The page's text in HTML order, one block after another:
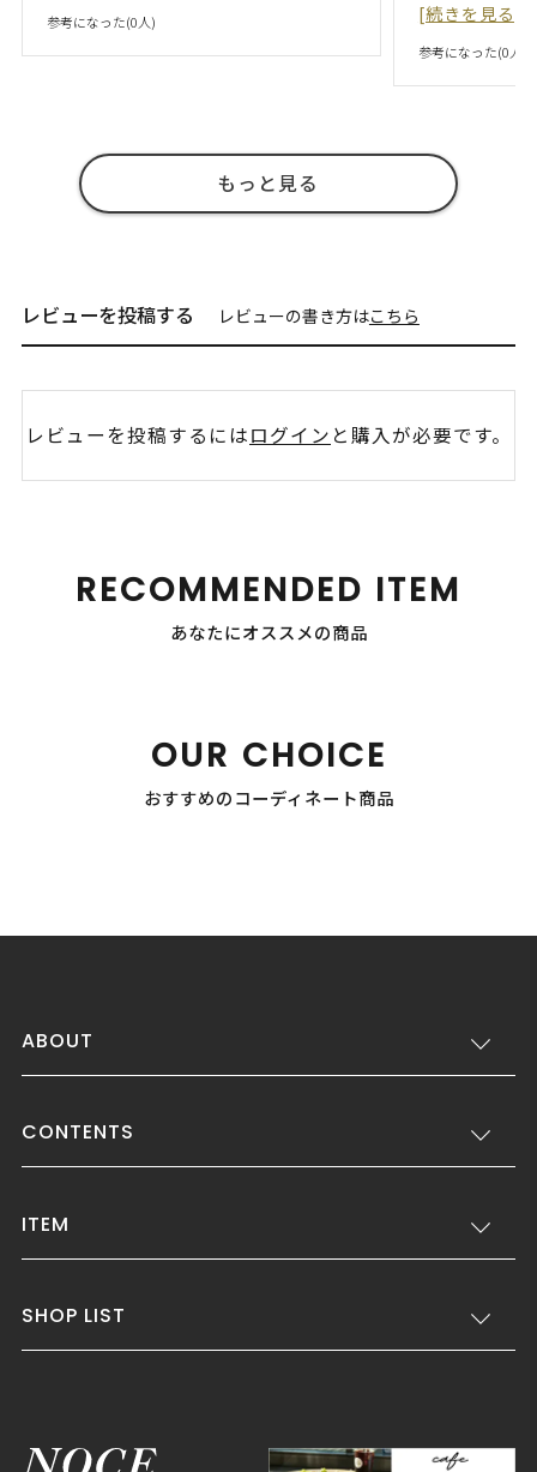
参考になった(0人)
[続きを見る]
参考になった(0人)
もっと見る
レビューを投稿する レビューの書き方はこちら
レビューを投稿するにはログイン と購入が必要です。
RECOMMENDED ITEM
あなたにオススメの商品
OUR CHOICE
おすすめのコーディネート商品
ABOUT
CONTENTS
ITEM
SHOP LIST